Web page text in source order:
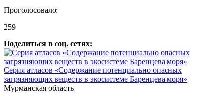
Проголосовало:
259
Поделиться в соц. сетях:
Серия атласов «Содержание потенциально опасных
загрязняющих веществ в экосистеме Баренцева моря»
Мурманская область